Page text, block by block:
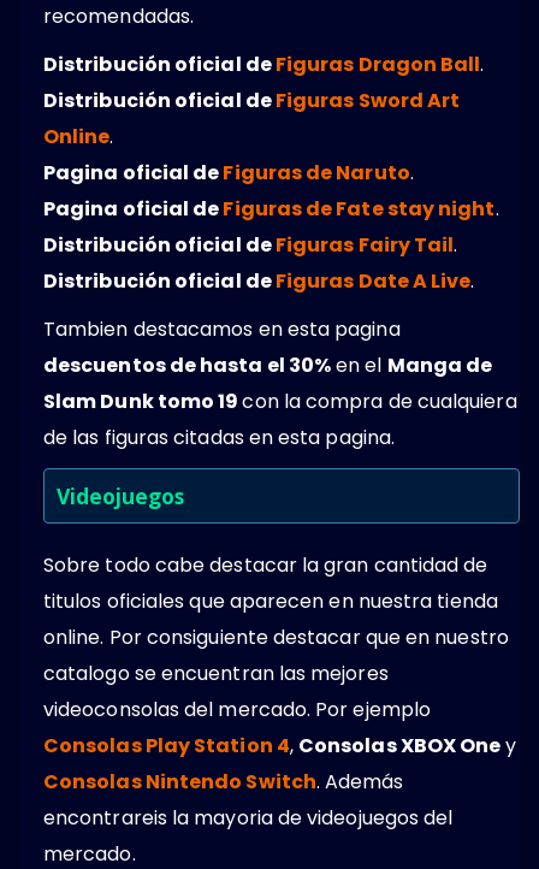
recomendadas.
Distribución oficial deFiguras Dragon Ball.
Distribución oficial deFiguras Sword Art
Online.
Pagina oficial deFiguras de Naruto.
Pagina oficial deFiguras de Fate stay night.
Distribución oficial deFiguras Fairy Tail.
Distribución oficial deFiguras Date A Live.
Tambien destacamos en esta pagina
descuentos de hasta el 30%en el Manga de
Slam Dunk tomo 19con la compra de cualquiera
de las figuras citadas en esta pagina.
Videojuegos
Sobre todo cabe destacar la gran cantidad de
titulos oficiales que aparecen en nuestra tienda
online. Por consiguiente destacar que en nuestro
catalogo se encuentran las mejores
videoconsolas del mercado. Por ejemplo
Consolas Play Station 4, Consolas XBOX Oney
Consolas Nintendo Switch. Además
encontrareis la mayoria de videojuegos del
mercado.